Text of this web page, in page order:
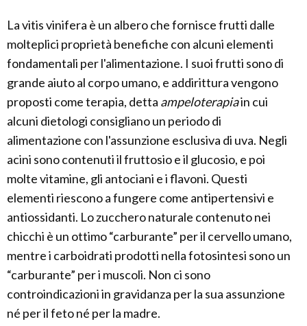
La vitis vinifera è un albero che fornisce frutti dalle
molteplici proprietà benefiche con alcuni elementi
fondamentali per l'alimentazione. I suoi frutti sono di
grande aiuto al corpo umano, e addirittura vengono
proposti come terapia, detta ampeloterapiain cui
alcuni dietologi consigliano un periodo di
alimentazione con l'assunzione esclusiva di uva. Negli
acini sono contenuti il fruttosio e il glucosio, e poi
molte vitamine, gli antociani e i flavoni. Questi
elementi riescono a fungere come antipertensivi e
antiossidanti. Lo zucchero naturale contenuto nei
chicchi è un ottimo “carburante” per il cervello umano,
mentre i carboidrati prodotti nella fotosintesi sono un
“carburante” per i muscoli. Non ci sono
controindicazioni in gravidanza per la sua assunzione
né per il feto né per la madre.